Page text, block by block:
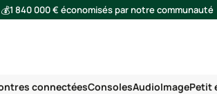
💰1 840 000 € économisés par notre communauté
connectéesConsolesAudioImagePetit